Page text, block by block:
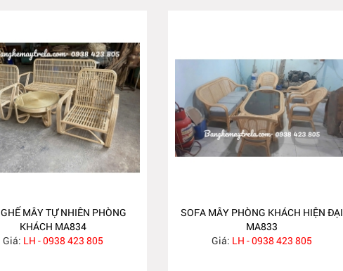
MÂY TỰ NHIÊN PHÒNG
KHÁCH MA834
Giá: LH - 0938 423 805
SOFA MÂY PHÒNG KHÁCH HIỆN ĐẠI
MA833
Giá: LH - 0938 423 805